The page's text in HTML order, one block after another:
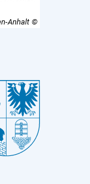
Anhalt